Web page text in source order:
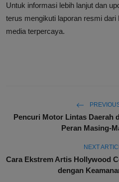
Untuk informasi lebih lanjut dan
terus mengikuti laporan resmi
media terpercaya.
Pencuri Motor Lintas Daerah
Peran Masing-
NEXT
Cara Ekstrem Artis Hollywood
dengan